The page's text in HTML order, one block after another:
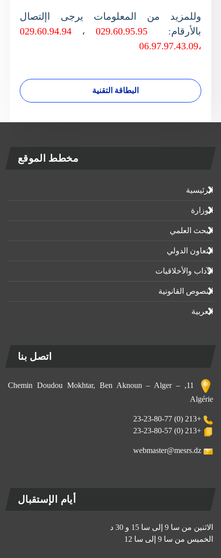
وللمزيد من المعلومات يرجى اإلتصال
بالأرقام:
029.60.95.95،
029.60.94.94
البطاقة التقنية
مخطط الموقع
الرئيسية
الوزارة
البحث العلمي
التعاون الدولي
الآداب واﻷخلاقيات
النصوص القانونية
العربية
اتصل بنا
11, Chemin Doudou Mokhtar, Ben Aknoun – Alger –
Algérie
+213 (0) 23-23-80-77
+213 (0) 23-23-80-57
webmaster@mesrs.dz
أيام الإستقبال
الاثنين من سا 9 إلى سا 15 و 30 د
الخميس من سا 9 إلى سا 12